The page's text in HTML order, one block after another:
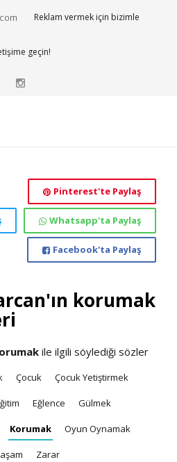
Reklam vermek için bizimle
geçin!
Pinterest'te Paylaş
Whatsapp'ta Paylaş
Facebook'ta Paylaş
korumak
ile ilgili söylediği sözler
Çocuk Çocuk Yetiştirmek
Eğlence Gülmek
Korumak Oyun Oynamak
Zarar